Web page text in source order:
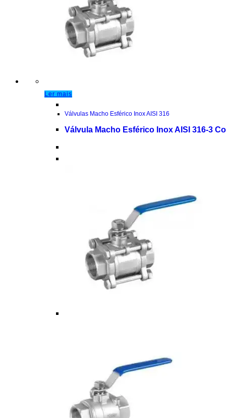
Ler mais
Válvulas Macho Esférico Inox AISI 316
Válvula Macho Esférico Inox AISI 316-3